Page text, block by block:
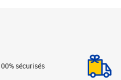
sécurisés